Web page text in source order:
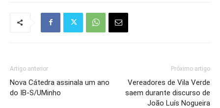
Artigo anterior
Nova Cátedra assinala um ano
do IB-S/UMinho
Próximo artigo
Vereadores de Vila Verde
saem durante discurso de
João Luís Nogueira